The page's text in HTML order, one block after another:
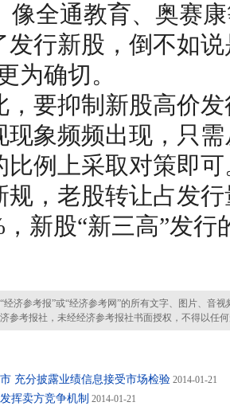
像全通教育、奥赛
发行新股，倒不如说
为确切。
抑制新股高价发
现象频频出现，只
比例上采取对策即
规，老股转让占发
，新股“新三高”发行
参考报”或“经济参考网”的所有文字、图片、音视
参考报社，未经经济参考报社书面授权，不得以任
充分披露业绩信息接受市场检验 2014-01-21
挥卖方竞争机制 2014-01-21